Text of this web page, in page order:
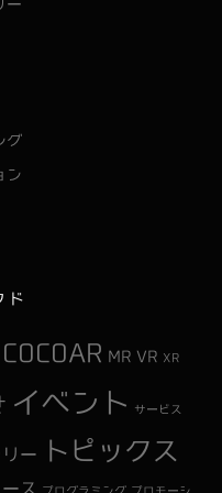
ー
グ
ン
ド
COCOAR MR VR XR
イベント サービス
ー トピックス
ス プログラミング プロモーシ